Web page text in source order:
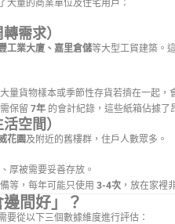
大量的商業單位及住宅用戶：
需求）
工業大廈、嘉里倉儲等大型工貿建築。
量貨物樣本或季節性存貨若擠在一起，
保留 7年 的會計紀錄，這些紙箱佔據了
空間）
花園及附近的舊樓群，住戶人數眾多。
厚被需要妥善存放。
等，每年可能只使用 3-4次 ，放在家裡
間好」？
要從以下三個數據維度進行評估：